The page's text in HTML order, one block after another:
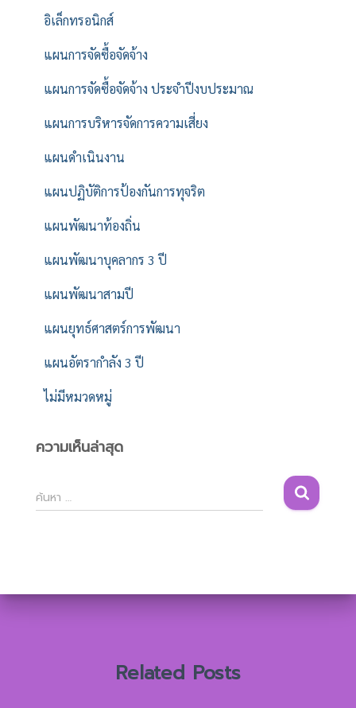
อิเล็กทรอนิกส์
แผนการจัดซื้อจัดจ้าง
แผนการจัดซื้อจัดจ้าง ประจำปีงบประมาณ
แผนการบริหารจัดการความเสี่ยง
แผนดำเนินงาน
แผนปฏิบัติการป้องกันการทุจริต
แผนพัฒนาท้องถิ่น
แผนพัฒนาบุคลากร 3 ปี
แผนพัฒนาสามปี
แผนยุทธ์ศาสตร์การพัฒนา
แผนอัตรากำลัง 3 ปี
ไม่มีหมวดหมู่
ความเห็นล่าสุด
ค้
น
ห
ค้นหา …
Related Posts